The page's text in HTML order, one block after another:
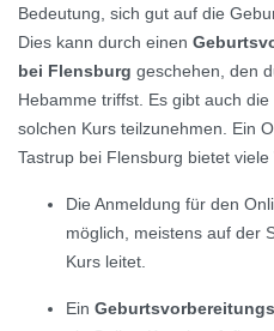
Bedeutung, sich gut auf die
Dies kann durch einen
bei Flensburg geschehen, den
Hebamme triffst. Es gibt auch
solchen Kurs teilzunehmen. Ein
Tastrup bei Flensburg bietet viele
Die Anmeldung für den
möglich, meistens auf der
Kurs leitet.
Ein